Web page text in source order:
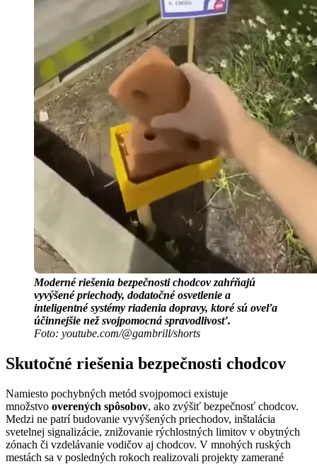
Moderné riešenia bezpečnosti chodcov zahŕňajú
vyvýšené priechody, dodatočné osvetlenie a
inteligentné systémy riadenia dopravy, ktoré sú oveľa
účinnejšie než svojpomocná spravodlivosť.
Foto: youtube.com/@gambrill/shorts
Skutočné riešenia bezpečnosti chodcov
Namiesto pochybných metód svojpomoci existuje
množstvo overených spôsobov, ako zvýšiť bezpečnosť chodcov.
Medzi ne patrí budovanie vyvýšených priechodov, inštalácia
svetelnej signalizácie, znižovanie rýchlostných limitov v obytných
zónach či vzdelávanie vodičov aj chodcov. V mnohých ruských
mestách sa v posledných rokoch realizovali projekty zamerané